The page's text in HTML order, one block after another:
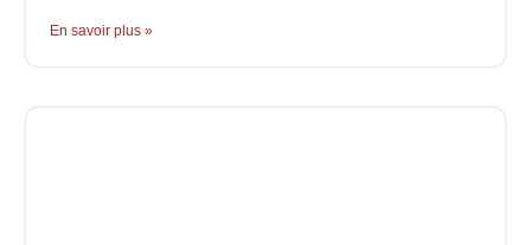
En savoir plus »